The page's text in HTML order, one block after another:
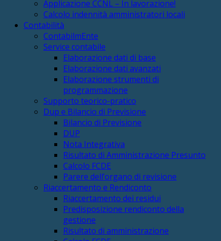
Applicazione CCNL – In lavorazione!
Calcolo indennità amministratori locali
Contabilità
ContabilmEnte
Service contabile
Elaborazione dati di base
Elaborazione dati avanzati
Elaborazione strumenti di
programmazione
Supporto teorico-pratico
Dup e Bilancio di Previsione
Bilancio di Previsione
DUP
Nota Integrativa
Risultato di Amministrazione Presunto
Calcolo FCDE
Parere dell’organo di revisione
Riaccertamento e Rendiconto
Riaccertamento dei residui
Predisposizione rendiconto della
gestione
Risultato di amministrazione